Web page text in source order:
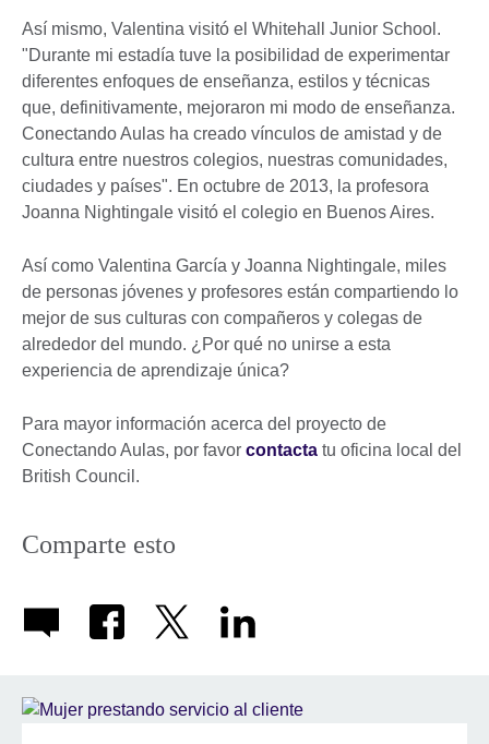
Así mismo, Valentina visitó el Whitehall Junior School.
"Durante mi estadía tuve la posibilidad de experimentar
diferentes enfoques de enseñanza, estilos y técnicas
que, definitivamente, mejoraron mi modo de enseñanza.
Conectando Aulas ha creado vínculos de amistad y de
cultura entre nuestros colegios, nuestras comunidades,
ciudades y países". En octubre de 2013, la profesora
Joanna Nightingale visitó el colegio en Buenos Aires.
Así como Valentina García y Joanna Nightingale, miles
de personas jóvenes y profesores están compartiendo lo
mejor de sus culturas con compañeros y colegas de
alrededor del mundo. ¿Por qué no unirse a esta
experiencia de aprendizaje única?
Para mayor información acerca del proyecto de
Conectando Aulas, por favor contacta tu oficina local del
British Council.
Comparte esto